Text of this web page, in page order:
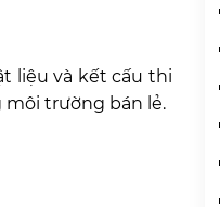
liệu và kết cấu thi
môi trường bán lẻ.